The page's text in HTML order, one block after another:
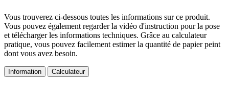
Vous trouverez ci-dessous toutes les informations sur ce produit.
Vous pouvez également regarder la vidéo d'instruction pour la pose
et télécharger les informations techniques. Grâce au calculateur
pratique, vous pouvez facilement estimer la quantité de papier peint
dont vous avez besoin.
Information Calculateur